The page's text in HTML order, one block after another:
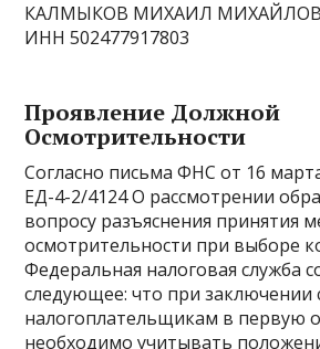
КАЛМЫКОВ МИХАИЛ
ИНН 502477917803
Проявление Должной
Осмотрительности
Согласно письма ФНС от 16
ЕД-4-2/4124 О рассмотрении
вопросу разъяснения принятия
осмотрительности при выборе
Федеральная налоговая служба
следующее: что при заключении
налогоплательщикам в первую
необходимо учитывать